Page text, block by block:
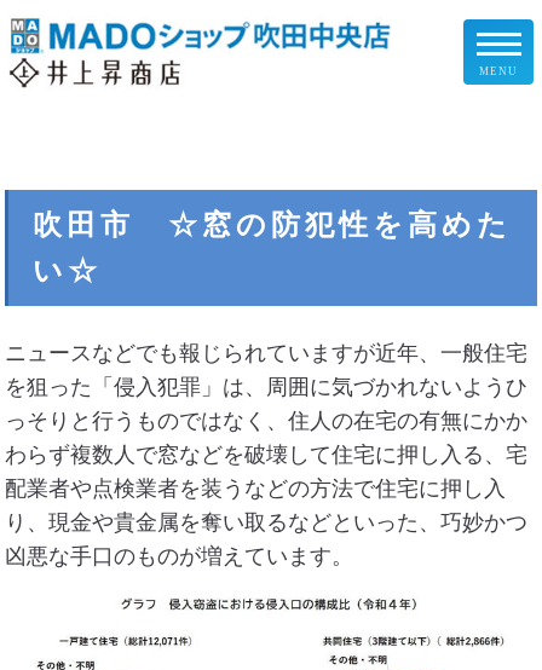
お客様の声
リフォームの流れ
企業情報
スタッフ紹介
スタッフブログ
住まいのお悩み解決策
お問い合わせ
MENU
吹田市 ☆窓の防犯性を高めた
い☆
ニュースなどでも報じられていますが近年、一般住宅
を狙った「侵入犯罪」は、周囲に気づかれないようひ
っそりと行うものではなく、住人の在宅の有無にかか
わらず複数人で窓などを破壊して住宅に押し入る、宅
配業者や点検業者を装うなどの方法で住宅に押し入
り、現金や貴金属を奪い取るなどといった、巧妙かつ
凶悪な手口のものが増えています。